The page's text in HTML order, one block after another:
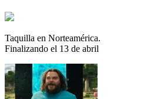
Taquilla en Norteamérica.
Finalizando el 13 de abril